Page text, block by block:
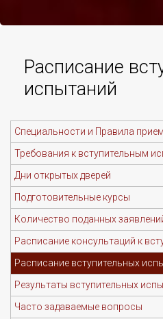
Расписание
испытаний
Специальности и Правила
Требования к вступительным
Дни открытых дверей
Подготовительные курсы
Количество поданных
Расписание консультаций к
Расписание вступительных
Результаты вступительных
Часто задаваемые вопросы